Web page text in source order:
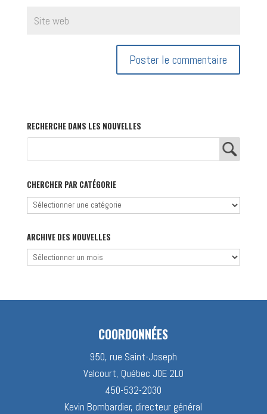
RECHERCHE DANS LES NOUVELLES
CHERCHER PAR CATÉGORIE
Chercher
catégorie
ARCHIVE DES NOUVELLES
Archive
COORDONNÉES
950, rue Saint-Joseph
Valcourt, Québec J0E 2L0
450-532-2030
Kevin Bombardier, directeur général